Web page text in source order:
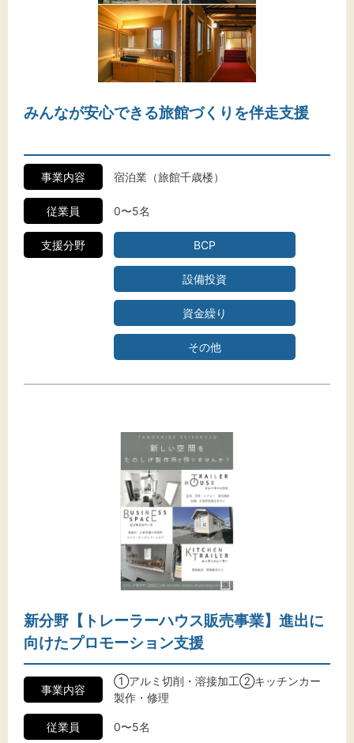
みんなが安心できる旅館づくりを伴走支援
事業内容 宿泊業（旅館千歳楼）
従業員 0〜5名
支援分野 BCP
設備投資
資金繰り
その他
新分野【トレーラーハウス販売事業】進出に
向けたプロモーション支援
事業内容
①アルミ切削・溶接加工②キッチンカー
製作・修理
従業員 0〜5名